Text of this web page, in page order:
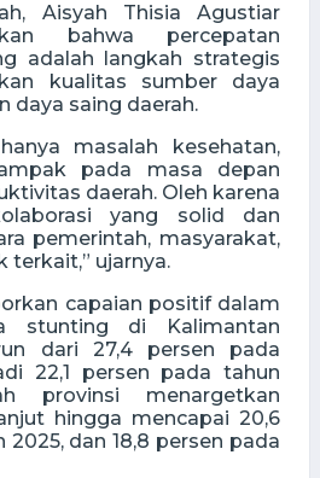
Aisyah Thisia Agustiar
bahwa percepatan
adalah langkah strategis
kualitas sumber daya
daya saing daerah.
masalah kesehatan,
pada masa depan
daerah. Oleh karena
yang solid dan
pemerintah, masyarakat,
terkait,” ujarnya.
capaian positif dalam
stunting di Kalimantan
dari 27,4 persen pada
22,1 persen pada tahun
provinsi menargetkan
hingga mencapai 20,6
dan 18,8 persen pada